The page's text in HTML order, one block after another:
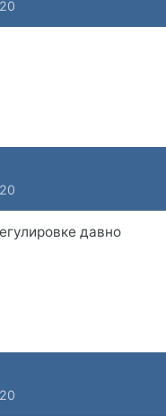
давно